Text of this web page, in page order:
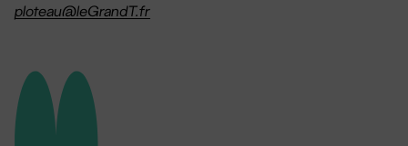
ploteau@leGrandT.fr